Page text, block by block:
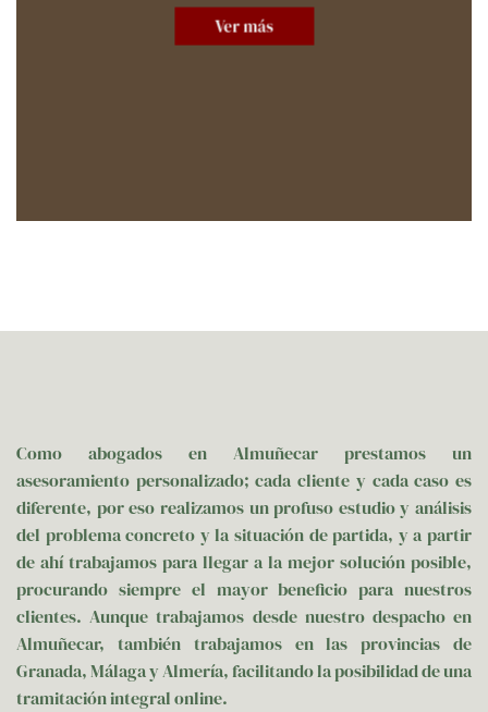
Ver más
Como abogados en Almuñecar prestamos un
asesoramiento personalizado; cada cliente y cada caso es
diferente, por eso realizamos un profuso estudio y análisis
del problema concreto y la situación de partida, y a partir
de ahí trabajamos para llegar a la mejor solución posible,
procurando siempre el mayor beneficio para nuestros
clientes. Aunque trabajamos desde nuestro despacho en
Almuñecar, también trabajamos en las provincias de
Granada, Málaga y Almería, facilitando la posibilidad de una
tramitación integral online.